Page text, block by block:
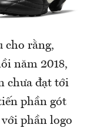
cho rằng,
năm 2018,
chưa đạt tới
phần gót
phần logo